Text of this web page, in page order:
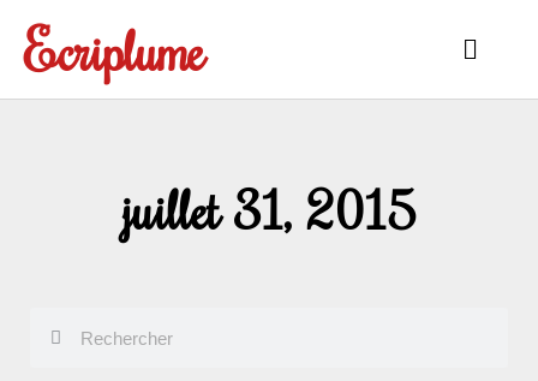
contenu
Ecriplume
Main
juillet 31, 2015